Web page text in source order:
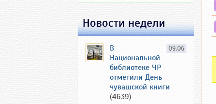
Новости недели
09.06
В
Национальной
библиотеке ЧР
отметили День
чувашской книги
(4639)